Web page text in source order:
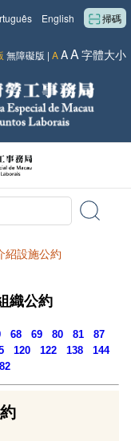
掃碼
English
無障礙版 | AAA字體大小
紹設施公約
織公約
68 69 80 81
87
120 122 138
144